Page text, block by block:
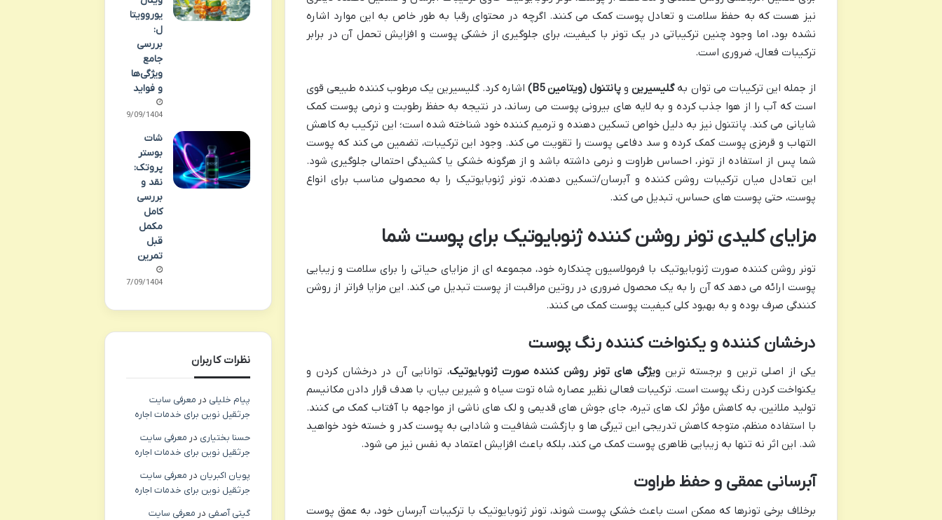
نیز هست که به حفظ سلامت و تعادل پوست کمک می کنند. اگرچه در محتوای رقبا به طور خاص به این موارد اشاره
نشده بود، اما وجود چنین ترکیباتی در یک تونر با کیفیت، برای جلوگیری از خشکی پوست و افزایش تحمل آن در برابر
ترکیبات فعال، ضروری است.
از جمله این ترکیبات می توان بهگلیسیرینو پانتنول (ویتامین B5)
اشاره کرد. گلیسیرین یک مرطوب کننده طبیعی قوی
است که آب را از هوا جذب کرده و به لایه های بیرونی پوست می رساند، در نتیجه به حفظ رطوبت و نرمی پوست کمک
شایانی می کند. پانتنول نیز به دلیل خواص تسکین دهنده و ترمیم کننده خود شناخته شده است؛ این ترکیب به کاهش
التهاب و قرمزی پوست کمک کرده و سد دفاعی پوست را تقویت می کند. وجود این ترکیبات، تضمین می کند که پوست
شما پس از استفاده از تونر، احساس طراوت و نرمی داشته باشد و از هرگونه خشکی یا کشیدگی احتمالی جلوگیری شود.
این تعادل میان ترکیبات روشن کننده و آبرسان/تسکین دهنده، تونر ژنوبایوتیک را به محصولی مناسب برای انواع
پوست، حتی پوست های حساس، تبدیل می کند.
مزایای کلیدی تونر روشن کننده ژنوبایوتیک برای پوست شما
تونر روشن کننده صورت ژنوبایوتیک با فرمولاسیون چندکاره خود، مجموعه ای از مزایای حیاتی را برای سلامت و زیبایی
پوست ارائه می دهد که آن را به یک محصول ضروری در روتین مراقبت از پوست تبدیل می کند. این مزایا فراتر از روشن
کنندگی صرف بوده و به بهبود کلی کیفیت پوست کمک می کنند.
درخشان کننده و یکنواخت کننده رنگ پوست
یکی از اصلی ترین و برجسته ترین ویژگی های تونر روشن کننده صورت ژنوبایوتیک، توانایی آن در درخشان کردن و
یکنواخت کردن رنگ پوست است. ترکیبات فعالی نظیر عصاره شاه توت سیاه و شیرین بیان، با هدف قرار دادن مکانیسم
تولید ملانین، به کاهش مؤثر لک های تیره، جای جوش های قدیمی و لک های ناشی از مواجهه با آفتاب کمک می کنند.
با استفاده منظم، متوجه کاهش تدریجی این تیرگی ها و بازگشت شفافیت و شادابی به پوست کدر و خسته خود خواهید
شد. این اثر نه تنها به زیبایی ظاهری پوست کمک می کند، بلکه باعث افزایش اعتماد به نفس نیز می شود.
آبرسانی عمقی و حفظ طراوت
برخلاف برخی تونرها که ممکن است باعث خشکی پوست شوند، تونر ژنوبایوتیک با ترکیبات آبرسان خود، به عمق پوست
یوروویتا
ل:
بررسی
جامع
ویژگی‌ها
و فواید
29/09/1404
شات
بوستر
پروتک:
نقد و
بررسی
کامل
مکمل
قبل
تمرین
27/09/1404
نظرات کاربران
پیام خلیلی در معرفی سایت
جرثقیل نوین برای خدمات اجاره
حسنا بختیاری در معرفی سایت
جرثقیل نوین برای خدمات اجاره
پویان اکبریان در معرفی سایت
جرثقیل نوین برای خدمات اجاره
گیتی آصفی در معرفی سایت